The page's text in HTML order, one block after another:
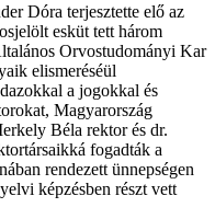
Dóra terjesztette elő az
esküt tett három
Orvostudományi Kar
elismeréséül
a jogokkal és
Magyarország
Béla rektor és dr.
fogadták a
rendezett ünnepségen
képzésben részt vett